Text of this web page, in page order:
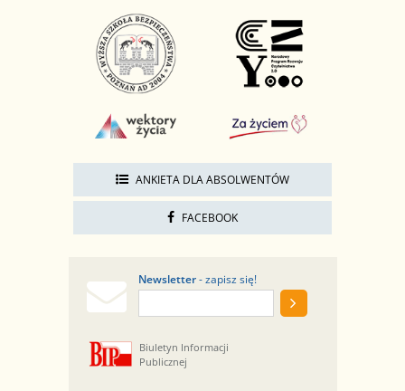
ANKIETA DLA ABSOLWENTÓW
FACEBOOK
Newsletter- zapisz się!
Biuletyn Informacji
Publicznej